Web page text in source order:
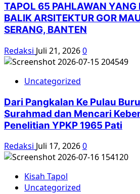
TAPOL 65 PAHLAWAN YANG
BALIK ARSITEKTUR GOR
SERANG, BANTEN
Redaksi Juli 21, 20260
Uncategorized
Dari Pangkalan Ke Pulau
Surahmad dan Mencari
Penelitian YPKP 1965 Pati
Redaksi Juli 17, 20260
Kisah Tapol
Uncategorized